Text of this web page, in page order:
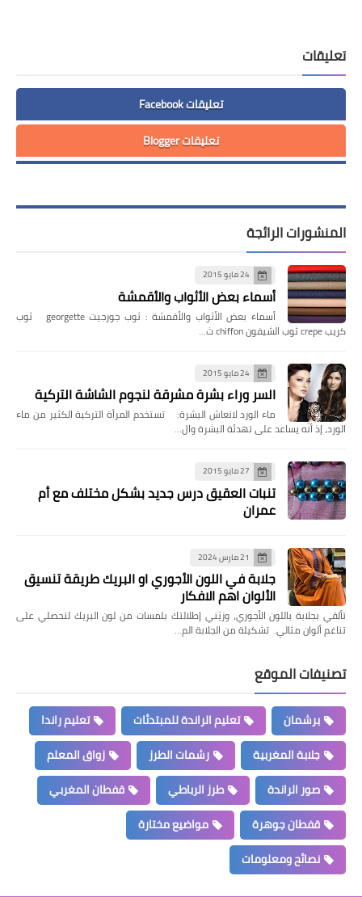
تعليقات
تعليقات Facebook
تعليقات Blogger
المنشورات الرائجة
24 مايو 2015
أسماء بعض الأثواب والأقمشة
أسماء بعض الأثواب والأقمشة : ثوب جورجيت georgette ثوب
كريب crepe ثوب الشيفون chiffon ث…
24 مايو 2015
السر وراء بشرة مشرقة لنجوم الشاشة التركية
ماء الورد لانعاش البشرة: تستخدم المرأة التركية الكثير من ماء
الورد، إذ أنّه يساعد على تهدئة البشرة وال…
27 مايو 2015
تنبات العقيق درس جديد بشكل مختلف مع أم
عمران
21 مارس 2024
جلابة في اللون الأجوري او البريك طريقة تنسيق
الألوان اهم الافكار
تألقي بجلابة باللون الأجوري، وزيّني إطلالتك بلمسات من لون البريك لتحصلي على
تناغم ألوان مثالي. تشكيلة من الجلابة الم…
تصنيفات الموقع
برشمان تعليم الراندة للمبتدئات
تعليم راندا
جلابة المغربية
رشمات الطرز
زواق المعلم
صور الراندة
طرز الرباطي
قفطان المغربي
قفطان جوهرة
مواضيع مختارة
نصائح ومعلومات